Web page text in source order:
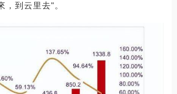
，到云里去"。